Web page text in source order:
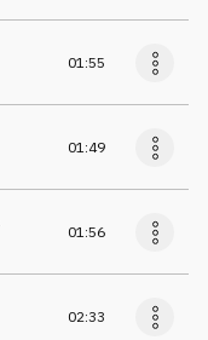
01:55
01:49
01:56
02:33